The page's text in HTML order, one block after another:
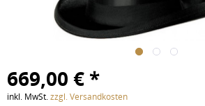
669,00 € *
inkl. MwSt.zzgl. Versandkosten